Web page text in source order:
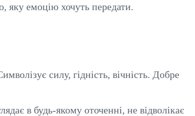
яку емоцію хочуть передати.
силу, гідність, вічність. Добре
в будь-якому оточенні, не відволікає